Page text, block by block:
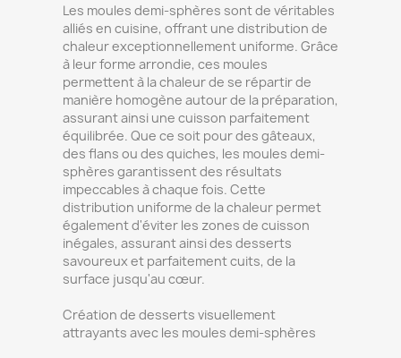
Les moules demi-sphères sont de véritables
alliés en cuisine, offrant une distribution de
chaleur exceptionnellement uniforme. Grâce
à leur forme arrondie, ces moules
permettent à la chaleur de se répartir de
manière homogène autour de la préparation,
assurant ainsi une cuisson parfaitement
équilibrée. Que ce soit pour des gâteaux,
des flans ou des quiches, les moules demi-
sphères garantissent des résultats
impeccables à chaque fois. Cette
distribution uniforme de la chaleur permet
également d'éviter les zones de cuisson
inégales, assurant ainsi des desserts
savoureux et parfaitement cuits, de la
surface jusqu'au cœur.
Création de desserts visuellement
attrayants avec les moules demi-sphères